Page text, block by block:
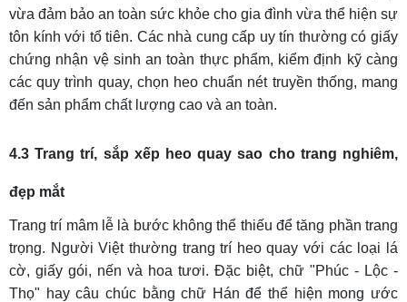
vừa đảm bảo an toàn sức khỏe cho gia đình vừa thể hiện sự
tôn kính với tổ tiên. Các nhà cung cấp uy tín thường có giấy
chứng nhận vệ sinh an toàn thực phẩm, kiểm định kỹ càng
các quy trình quay, chọn heo chuẩn nét truyền thống, mang
đến sản phẩm chất lượng cao và an toàn.
4.3 Trang trí, sắp xếp heo quay sao cho trang nghiêm,
đẹp mắt
Trang trí mâm lễ là bước không thể thiếu để tăng phần trang
trọng. Người Việt thường trang trí heo quay với các loại lá
cờ, giấy gói, nến và hoa tươi. Đặc biệt, chữ "Phúc - Lộc -
Thọ" hay câu chúc bằng chữ Hán để thể hiện mong ước